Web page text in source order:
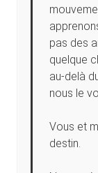
pas des
quelque
au-delà
nous le
Vous et
destin.